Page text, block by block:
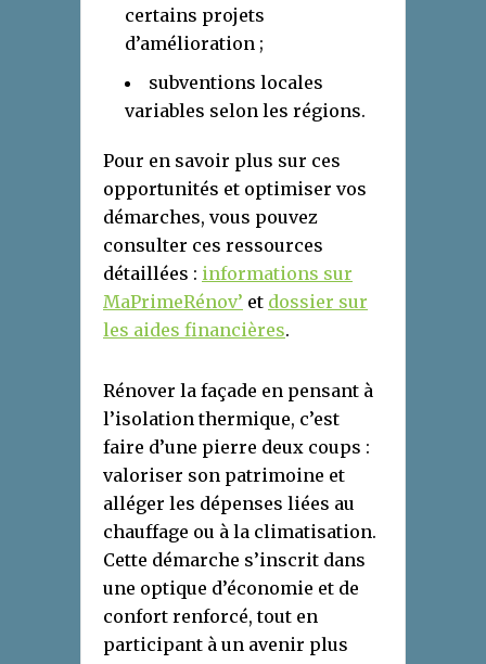
certains projets
d’amélioration ;
subventions locales
variables selon les régions.
Pour en savoir plus sur ces
opportunités et optimiser vos
démarches, vous pouvez
consulter ces ressources
détaillées : informations sur
MaPrimeRénov’ et dossier sur
les aides financières.
Rénover la façade en pensant à
l’isolation thermique, c’est
faire d’une pierre deux coups :
valoriser son patrimoine et
alléger les dépenses liées au
chauffage ou à la climatisation.
Cette démarche s’inscrit dans
une optique d’économie et de
confort renforcé, tout en
participant à un avenir plus